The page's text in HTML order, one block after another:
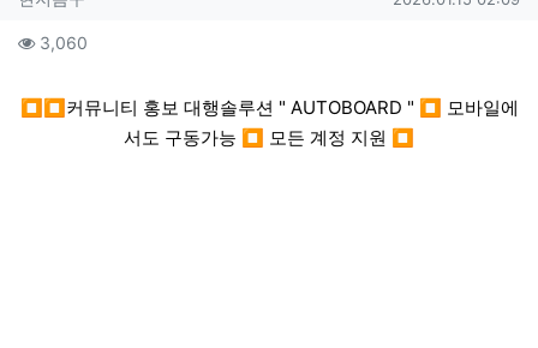
컨텐츠 정보
3,060
⏹⏹커뮤니티 홍보 대행솔루션 " AUTOBOARD " ⏹ 모바일에
서도 구동가능 ⏹ 모든 계정 지원 ⏹